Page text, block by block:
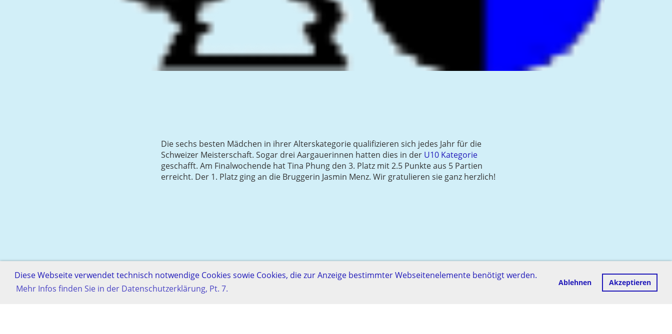
Diese Webseite verwendet technisch notwendige Cookies sowie Cookies, die zur Anzeige bestimmter Webseitenelemente benötigt werden.
Mehr Infos finden Sie in der Datenschutzerklärung, Pt. 7.
Ablehnen Akzeptieren
Die sechs besten Mädchen in ihrer Alterskategorie qualifizieren sich jedes Jahr für die
Schweizer Meisterschaft. Sogar drei Aargauerinnen hatten dies in der U10 Kategorie
geschafft. Am Finalwochende hat Tina Phung den 3. Platz mit 2.5 Punkte aus 5 Partien
erreicht. Der 1. Platz ging an die Bruggerin Jasmin Menz. Wir gratulieren sie ganz herzlich!